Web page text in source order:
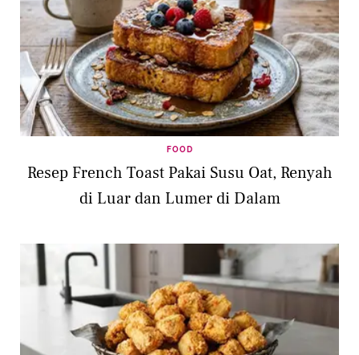
FOOD
Resep French Toast Pakai Susu Oat, Renyah
di Luar dan Lumer di Dalam